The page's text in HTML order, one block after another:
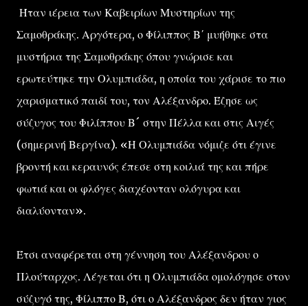
Ήταν ιέρεια των Καβειρίων Μυστηρίων της
Σαμοθράκης. Αργότερα, ο Φίλιππος Β΄ μυήθηκε στα
μυστήρια της Σαμοθράκης όπου γνώρισε και
ερωτεύτηκε την Ολυμπιάδα, η οποία του χάρισε το πιο
χαρισματικό παιδί του, τον Αλέξανδρο. Έζησε ως
σύζυγος του Φιλίππου Β´ στην Πέλλα και στις Αιγές
(σημερινή Βεργίνα). «Η Ολυμπιάδα νόμιζε ότι έγινε
βροντή και κεραυνός έπεσε στη κοιλιά της και πήρε
φωτιά και οι φλόγες διαχέονταν ολόγυρα και
διαλύονταν».
Έτσι αναφέρεται στη γέννηση του Αλέξανδρου ο
Πλούταρχος. Λέγεται ότι η Ολυμπιάδα ομολόγησε στον
σύζυγό της, Φίλιππο Β, ότι ο Αλέξανδρος δεν ήταν γιος